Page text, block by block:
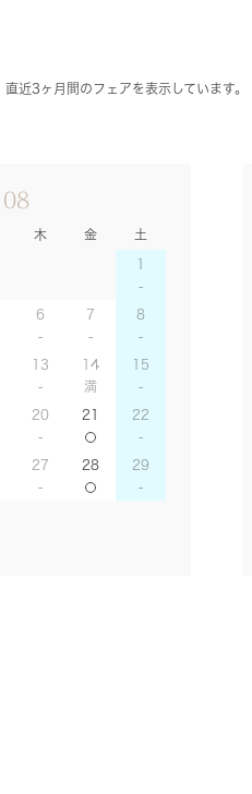
直近3ヶ月間のフェアを表示しています。
08
木 金 土
1
6 7 8
13 14 15
20 21 22
27 28 29